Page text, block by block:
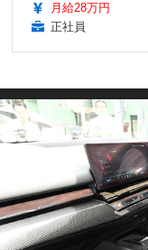
月給28万円
正社員